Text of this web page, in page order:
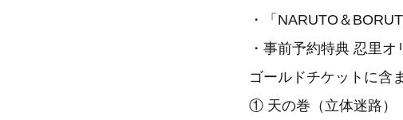
・「NARUTO＆
・事前予約特典 忍里
ゴールドチケットに含
① 天の巻（立体迷路）